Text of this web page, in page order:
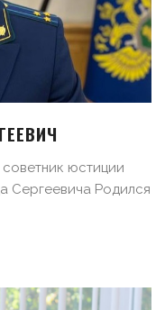
юстиции
Сергеевича Родился